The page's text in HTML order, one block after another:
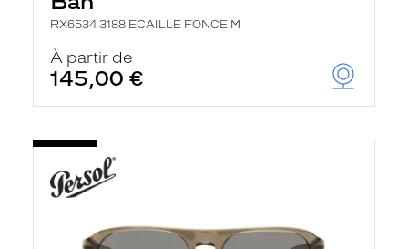
RX6534 3188 ECAILLE FONCE M
À partir de
145,00 €